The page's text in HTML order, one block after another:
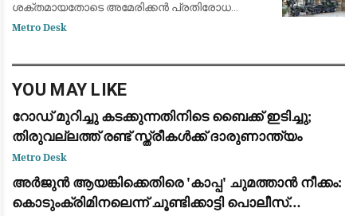
ശക്തമായതോടെ അമേരിക്കൻ പ്രതിരോധ
സേനയുടെ പക്കലുള്ള പാട്രിയറ്റ്
Metro Desk
YOU MAY LIKE
റോഡ് മുറിച്ചു കടക്കുന്നതിനിടെ ബൈക്ക് ഇടിച്ചു;
തിരുവല്ലത്ത് രണ്ട് സ്ത്രീകള്‍ക്ക് ദാരുണാന്ത്യം
Metro Desk
അർജുൻ ആയങ്കിക്കെതിരെ 'കാപ്പ' ചുമത്താൻ നീക്കം:
കൊടുംക്രിമിനലെന്ന് ചൂണ്ടിക്കാട്ടി പൊലീസ്